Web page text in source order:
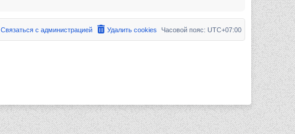
Часовой пояс: UTC+07:00
Удалить cookies
Связаться с администрацией